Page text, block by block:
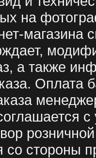
на
магазина
а также
Оплата
со стороны